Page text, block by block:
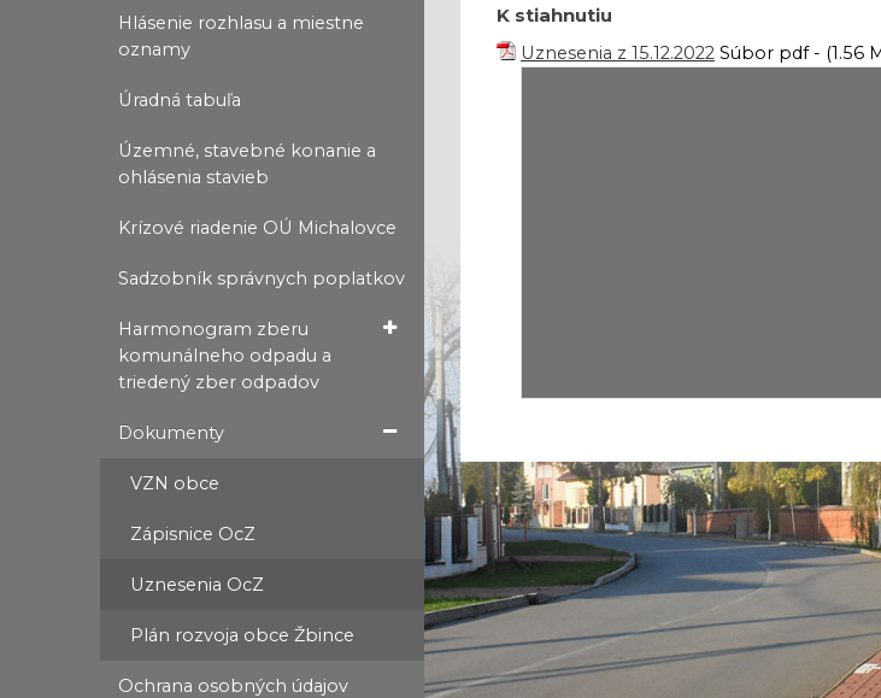
Hlásenie rozhlasu a miestne
oznamy
Úradná tabuľa
Územné, stavebné konanie a
ohlásenia stavieb
Krízové riadenie OÚ Michalovce
Sadzobník správnych poplatkov
Harmonogram zberu
komunálneho odpadu a
triedený zber odpadov
Dokumenty
VZN obce
Zápisnice OcZ
Uznesenia OcZ
Plán rozvoja obce Žbince
Ochrana osobných údajov
K stiahnutiu
Uznesenia z 15.12.2022 Súbor pdf - (1.56